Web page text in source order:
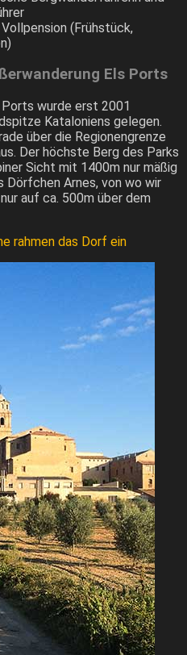
(Frühstück,
Els Ports
wurde erst 2001
Kataloniens gelegen.
über die Regionengrenze
Der höchste Berg des Parks
Sicht mit 1400m nur mäßig
Arnes, von wo wir
auf ca. 500m über dem
rahmen das Dorf ein